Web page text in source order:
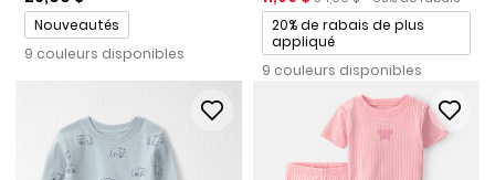
Promotions
Nouveautés
9 couleurs disponibles
Promotions
20% de rabais de plus
appliqué
9 couleurs disponibles